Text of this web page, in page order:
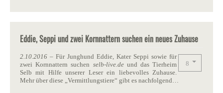
Eddie, Seppi und zwei Kornnattern suchen ein neues Zuhause
2.10.2016 – Für Junghund Eddie, Kater Seppi sowie für
zwei Kornnattern suchen selb-live.deund das Tierheim
Selb mit Hilfe unserer Leser ein liebevolles Zuhause.
Mehr über diese „Vermittlungstiere“ gibt es nachfolgend…